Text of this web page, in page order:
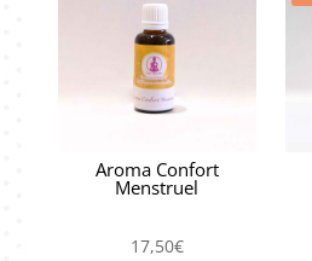
Aroma Confort
Menstruel
17,50€